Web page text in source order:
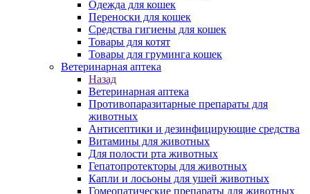
Одежда для кошек
Переноски для кошек
Средства гигиены для кошек
Товары для котят
Товары для груминга кошек
Ветеринарная аптека
Назад
Ветеринарная аптека
Противопаразитарные препараты для
животных
Антисептики и дезинфицирующие средства
Витамины для животных
Для полости рта животных
Гепатопротекторы для животных
Капли и лосьоны для ушей животных
Гомеопатические препараты для животных